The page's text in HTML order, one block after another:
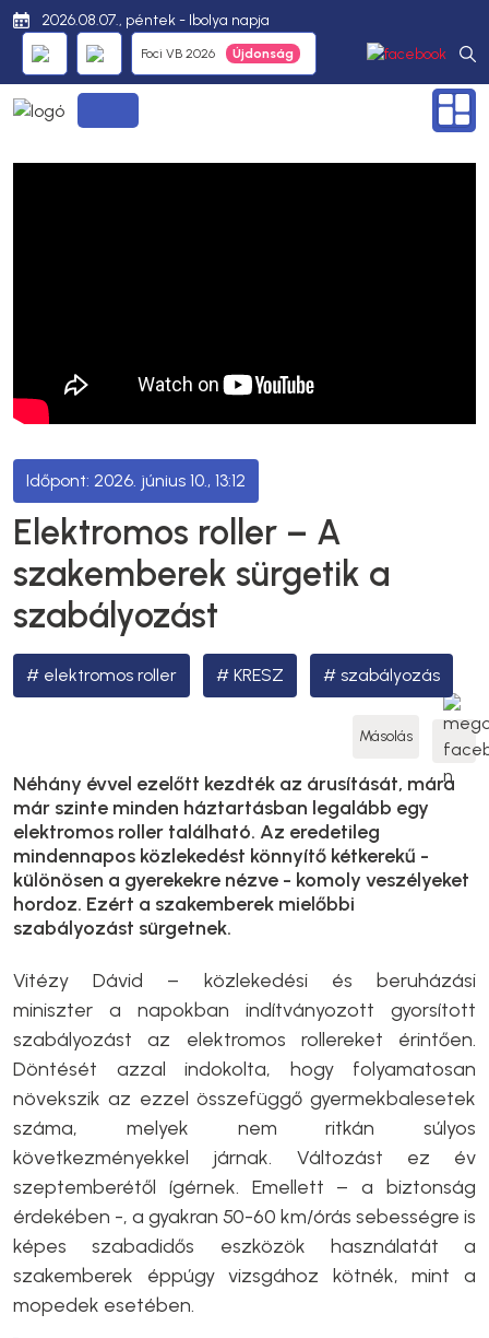
2026.08.07., péntek - Ibolya napja
Foci VB 2026
2026. június 10., 13:12
Elektromos roller – A
szakemberek sürgetik a
szabályozást
elektromos roller KRESZ szabályozás
Másolás
Néhány évvel ezelőtt kezdték az árusítását, mára
már szinte minden háztartásban legalább egy
elektromos roller található. Az eredetileg
mindennapos közlekedést könnyítő kétkerekű -
különösen a gyerekekre nézve - komoly veszélyeket
hordoz. Ezért a szakemberek mielőbbi
szabályozást sürgetnek.
Vitézy Dávid – közlekedési és beruházási
miniszter a napokban indítványozott gyorsított
szabályozást az elektromos rollereket érintően.
Döntését azzal indokolta, hogy folyamatosan
növekszik az ezzel összefüggő gyermekbalesetek
száma, melyek nem ritkán súlyos
következményekkel járnak. Változást ez év
szeptemberétől ígérnek. Emellett – a biztonság
érdekében -, a gyakran 50-60 km/órás sebességre is
képes szabadidős eszközök használatát a
szakemberek éppúgy vizsgához kötnék, mint a
mopedek esetében.